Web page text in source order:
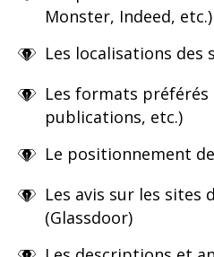
Monster, Indeed, etc.)
Les localisations des
Les formats préférés
publications, etc.)
Le positionnement
Les avis sur les sites
(Glassdoor)